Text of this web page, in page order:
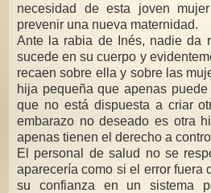
necesidad de esta joven
prevenir una nueva maternidad.
Ante la rabia de Inés, nadie da
sucede en su cuerpo y
recaen sobre ella y sobre las
hija pequeña que apenas
que no está dispuesta a criar
embarazo no deseado es otra
apenas tienen el derecho a
El personal de salud no se
aparecería como si el error fuera
su confianza en un sistema